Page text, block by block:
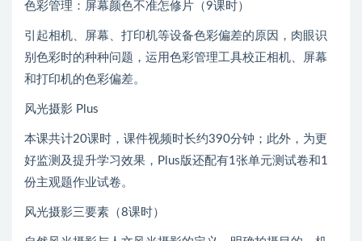
色彩管理：屏幕颜色不准怎修片（9课时）
引起相机、屏幕、打印机等设备色彩偏差的原因，肉眼识
别色彩时的种种问题，运用色彩管理工具校正相机、屏幕
和打印机的色彩偏差。
风光摄影 Plus
本课共计20课时，课件视频时长约390分钟；此外，为更
好监测及提升学习效果，Plus版还配有1张单元测试卷和1
份主观题作业试卷。
风光摄影三要素（8课时）